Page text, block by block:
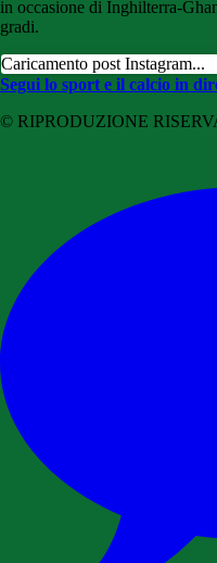
in occasione di Inghilterra-
gradi.
Caricamento post Instagram...
Segui lo sport e il calcio in
© RIPRODUZIONE